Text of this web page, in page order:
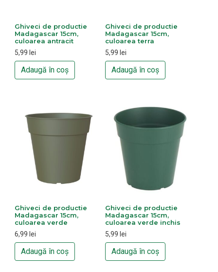
Ghiveci de productie
Madagascar 15cm,
culoarea antracit
5,99 lei
Adaugă în coș
Ghiveci de productie
Madagascar 15cm,
culoarea terra
5,99 lei
Adaugă în coș
Ghiveci de productie
Madagascar 15cm,
culoarea verde
6,99 lei
Adaugă în coș
Ghiveci de productie
Madagascar 15cm,
culoarea verde inchis
5,99 lei
Adaugă în coș